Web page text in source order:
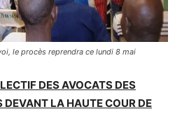
le procès reprendra ce lundi 8 mai
DES AVOCATS DES
DEVANT LA HAUTE COUR DE